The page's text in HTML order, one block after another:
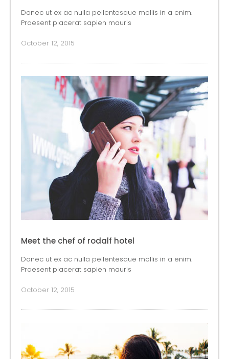
Donec ut ex ac nulla pellentesque mollis in a enim.
Praesent placerat sapien mauris
October 12, 2015
Meet the chef of rodalf hotel
Donec ut ex ac nulla pellentesque mollis in a enim.
Praesent placerat sapien mauris
October 12, 2015